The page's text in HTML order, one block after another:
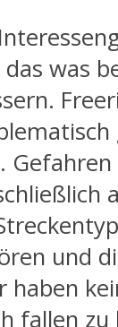
was
und
haben
fallen zu